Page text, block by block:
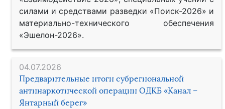
силами и средствами разведки «Поиск-2026» и
материально-технического обеспечения
«Эшелон-2026».
04.07.2026
Предварительные итоги субрегиональной
антинаркотической операции ОДКБ «Канал –
Янтарный берег»